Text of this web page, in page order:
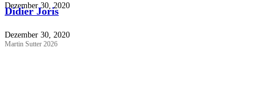
Dezember 30, 2020
Didier Joris
Dezember 30, 2020
Martin Sutter 2026